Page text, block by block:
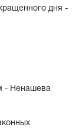
дня -
- Ненашева